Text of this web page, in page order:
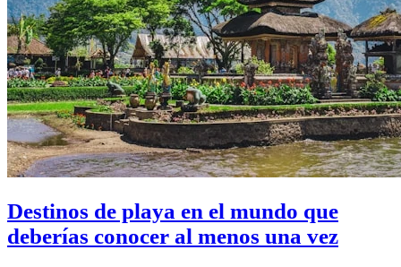
Destinos de playa en el mundo que
deberías conocer al menos una vez